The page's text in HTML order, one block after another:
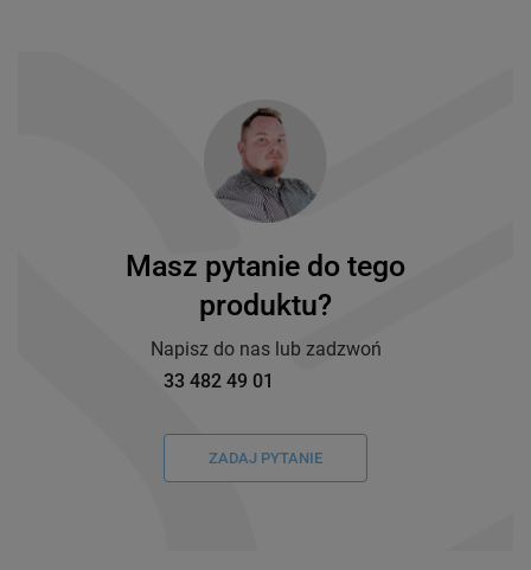
Masz pytanie do tego
produktu?
Napisz do nas lub zadzwoń
33 482 49 01
ZADAJ PYTANIE